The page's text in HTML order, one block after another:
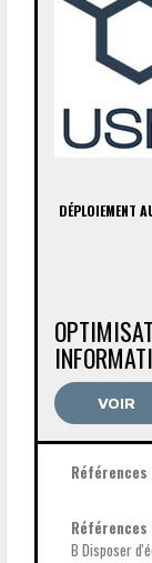
DÉPLOIEMENT
VOIR
B Disposer